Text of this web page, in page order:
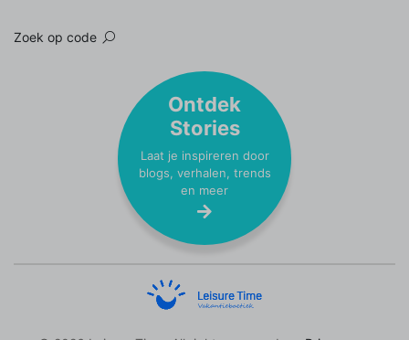
Zoek op code
Ontdek
Stories
Laat je inspireren door
blogs, verhalen, trends
en meer